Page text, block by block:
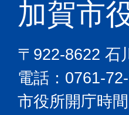
加賀市
〒922-8622 石
電話：0761-
市役所開庁時